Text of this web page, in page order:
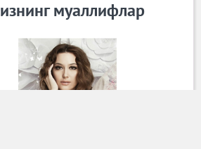
муаллифлар